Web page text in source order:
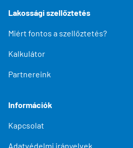
Lakossági szellőztetés
Miért fontos a szellőztetés?
Kalkulátor
Partnereink
Információk
Kapcsolat
Adatvédelmi irányelvek